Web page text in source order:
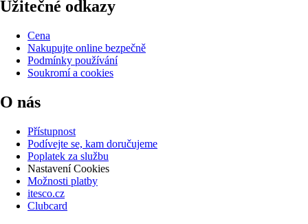
Užitečné odkazy
Cena
Nakupujte online bezpečně
Podmínky používání
Soukromí a cookies
O nás
Přístupnost
Podívejte se, kam doručujeme
Poplatek za službu
Nastavení Cookies
Možnosti platby
itesco.cz
Clubcard